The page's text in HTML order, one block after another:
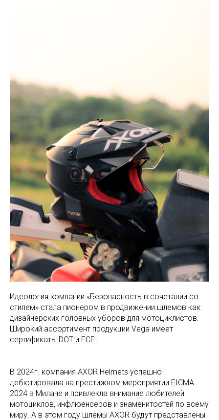
Идеология компании «Безопасность в сочетании со
стилем» стала пионером в продвижении шлемов как
дизайнерских головных уборов для мотоциклистов.
Широкий ассортимент продукции Vega имеет
сертификаты DOT и ECE.
В 2024г. компания AXOR Helmets успешно
дебютировала на престижном мероприятии EICMA
2024 в Милане и привлекла внимание любителей
мотоциклов, инфлюенсеров и знаменитостей по всему
миру. А в этом году шлемы AXOR будут представлены